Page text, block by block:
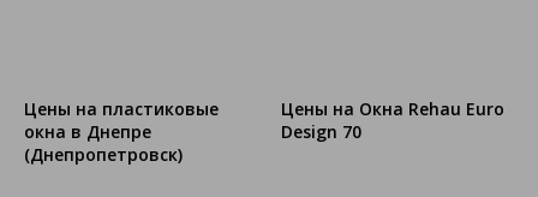
Цены на пластиковые
окна в Днепре
(Днепропетровск)
Цены на Окна Rehau Euro
Design 70